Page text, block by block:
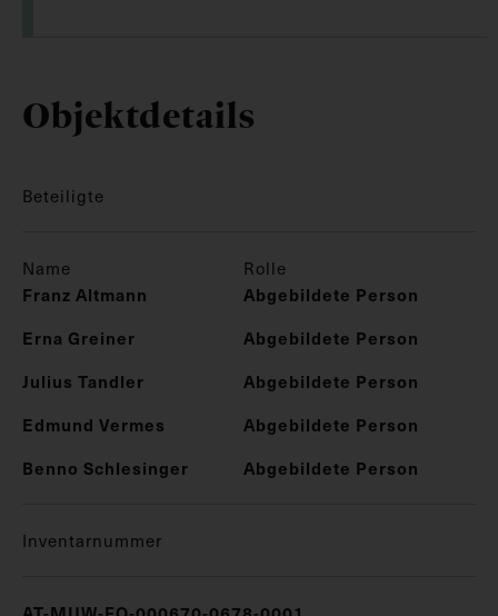
Objektdetails
Beteiligte
Name Rolle
Franz Altmann
Abgebildete Person
Erna Greiner
Abgebildete Person
Julius Tandler
Abgebildete Person
Edmund Vermes
Abgebildete Person
Benno Schlesinger
Abgebildete Person
Inventarnummer